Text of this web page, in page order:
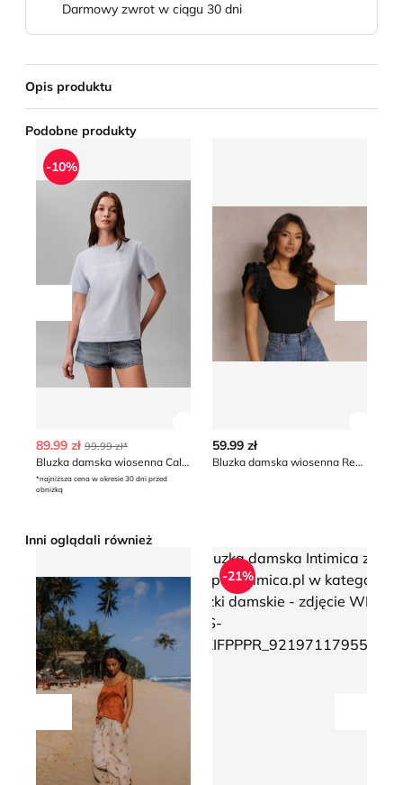
Darmowy zwrot w ciągu 30 dni
Opis produktu
Podobne produkty
Przesuń w lewo
Bluzka damska wiosenna Calvin Klein Jeans
-10%
89.99 zł 99.99 zł*
Bluzka damska wiosenna Calvin Klein Jeans
*najniższa cena w okresie 30 dni przed
obniżką
59.99 zł
Bluzka damska wiosenna Renee
Inni oglądali również
Przesuń w lewo
Bluzka damska Intimica
-21%